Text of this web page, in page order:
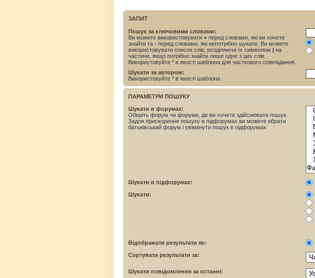
ЗАПИТ
Пошук за ключовими словами:
Ви можете використовувати + перед словами, які ви хочете
знайти та - перед словами, які непотрібно шукати. Ви можете
використовувати список слів, розділяючи їх символом | на
частини, якщо потрібно знайти лише одне з цих слів.
Використовуйте * в якості шаблона для часткового співпадання.
Шукати за автором:
Використовуйте * в якості шаблона
ПАРАМЕТРИ ПОШУКУ
Шукати в форумах:
Оберіть форум чи форуми, де ви хочете здійснювати пошук.
Задля прискорення пошуку в підфорумах ви можете обрати
батьківський форум і увімкнути пошук в підфорумах.
Шукати в підфорумах:
Шукати:
Відображати результати як:
Сортувати результати за:
Шукати повідомлення за останні: